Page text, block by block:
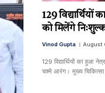
129 विद्यार्थियों
को मिलेंगे
Vinod Gupta August
129 विद्यार्थियों का हुआ
चश्मे आरंग। मुख्य चिकित्सा